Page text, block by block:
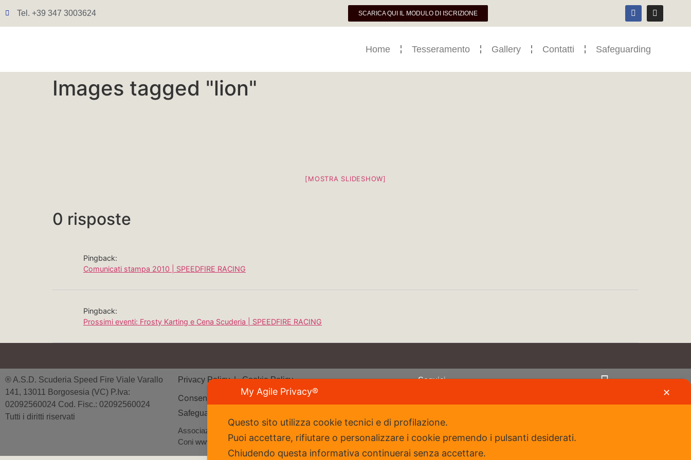
Tel. +39 347 3003624 SCARICA QUI IL MODULO DI ISCRIZIONE
Home Tesseramento Gallery Contatti Safeguarding
Images tagged "lion"
[MOSTRA SLIDESHOW]
0 risposte
Pingback:
Comunicati stampa 2010 | SPEEDFIRE RACING
Pingback:
Prossimi eventi: Frosty Karting e Cena Scuderia | SPEEDFIRE RACING
® A.S.D. Scuderia Speed Fire Viale Varallo
141, 13011 Borgosesia (VC) P.Iva:
02092560024 Cod. Fisc.: 02092560024
Tutti i diritti riservati
Privacy Policy| Cookie Policy
Consenso
Safeguarding
Associazione Sportiva affiliata al
Coni www.coni.it
Seguici
My Agile Privacy® ✕
Questo sito utilizza cookie tecnici e di profilazione.
Puoi accettare, rifiutare o personalizzare i cookie premendo i pulsanti desiderati.
Chiudendo questa informativa continuerai senza accettare.